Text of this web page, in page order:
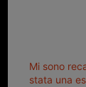
Mi sono
stata una